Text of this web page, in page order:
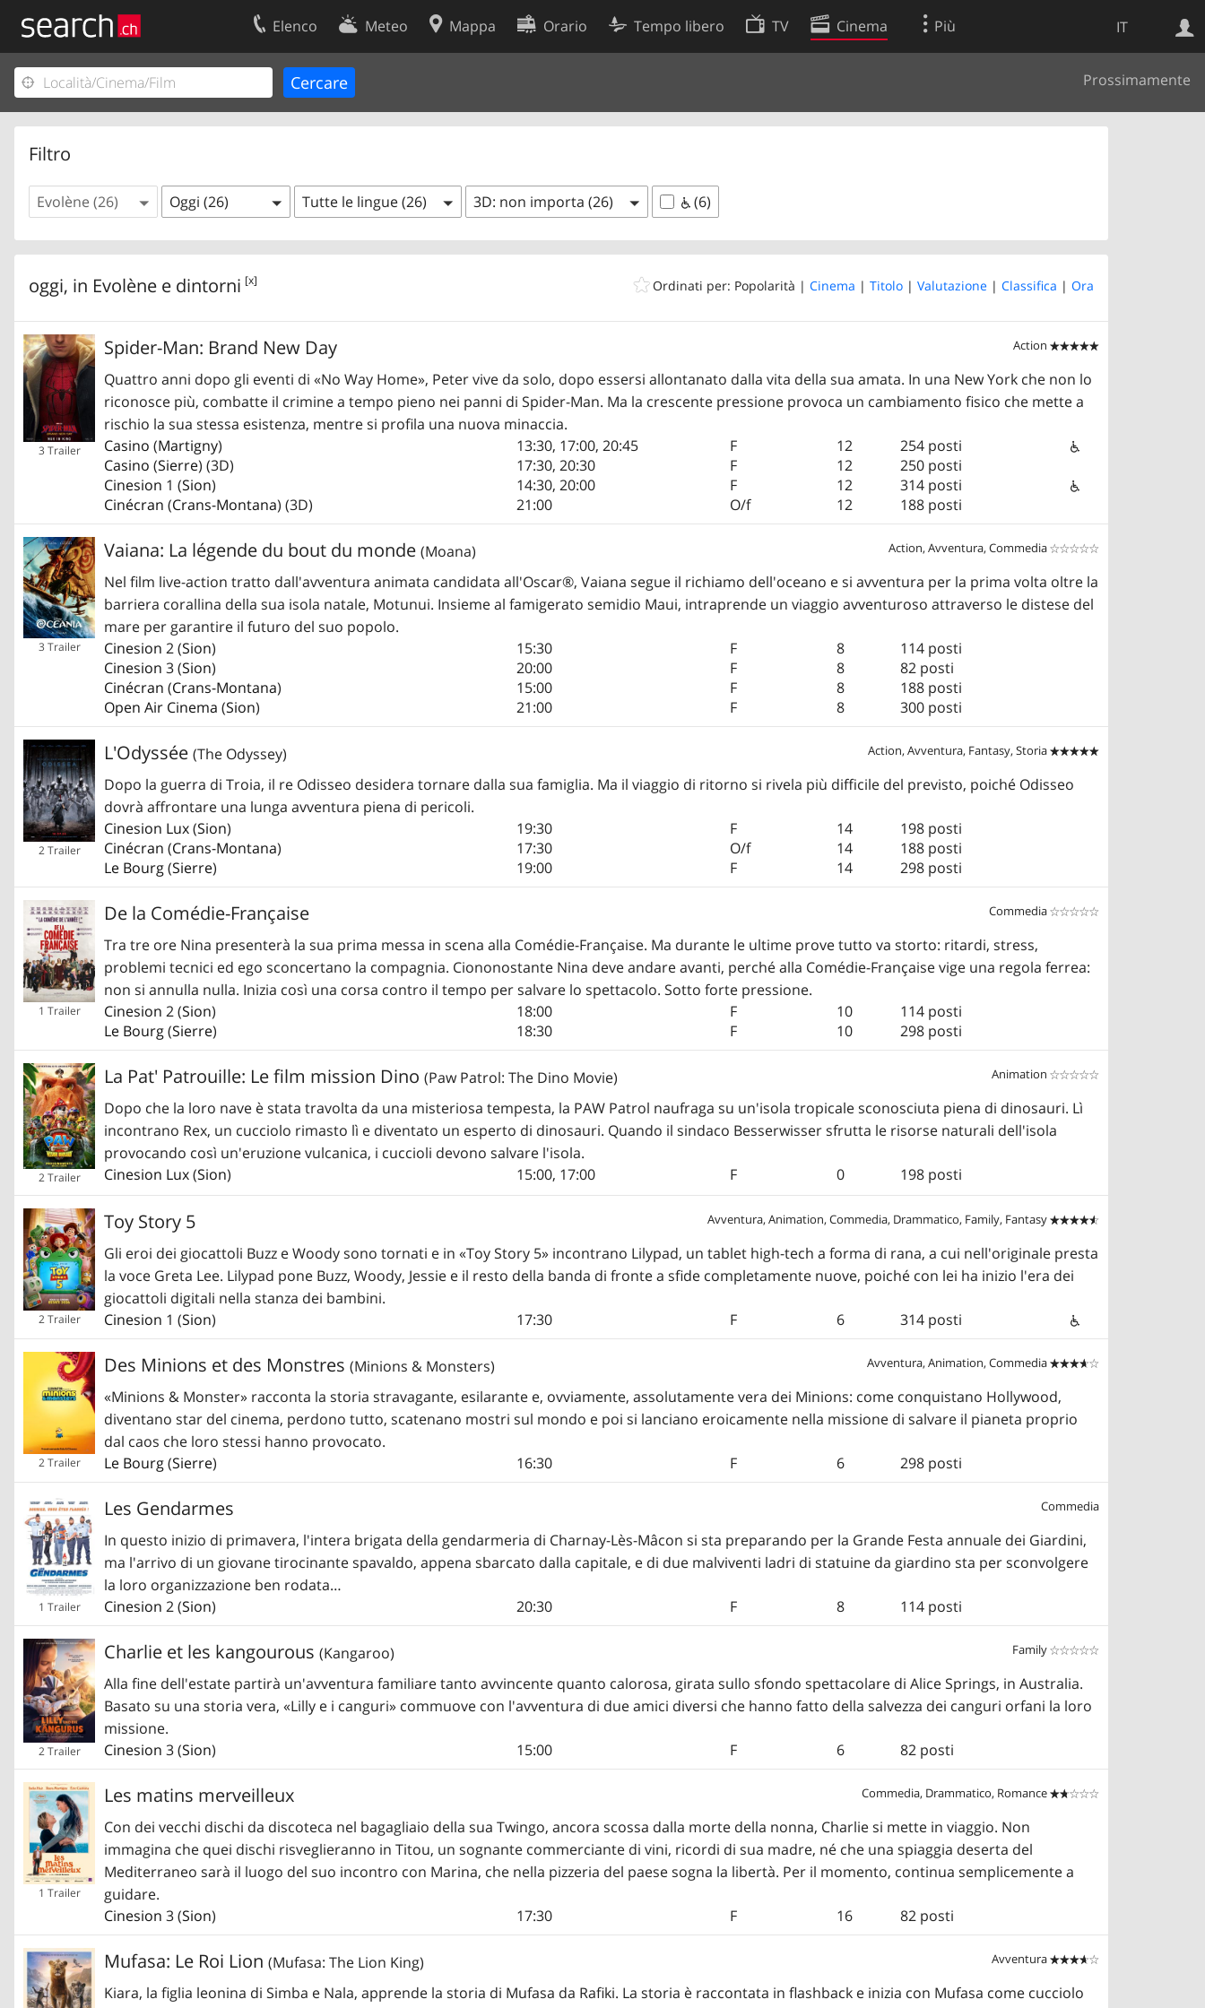
IT
Elenco Meteo Mappa Orario Tempo libero TV Cinema Più
Prossimamente
Filtro
Evolène (26) Oggi (26) Tutte le lingue (26) 3D: non importa (26) (6)
Ordinati per: Popolarità | Cinema | Titolo | Valutazione | Classifica | Ora
oggi, in Evolène e dintorni [x]
Action 

3 Trailer
Spider-Man: Brand New Day
Quattro anni dopo gli eventi di «No Way Home», Peter vive da solo, dopo essersi allontanato dalla vita della sua amata. In una New York che non lo
riconosce più, combatte il crimine a tempo pieno nei panni di Spider-Man. Ma la crescente pressione provoca un cambiamento fisico che mette a
rischio la sua stessa esistenza, mentre si profila una nuova minaccia.
Casino (Martigny) 13:30, 17:00, 20:45 F 12
254 posti
Casino (Sierre) (3D) 17:30, 20:30 F 12
250 posti
Cinesion 1 (Sion) 14:30, 20:00 F 12
314 posti
Cinécran (Crans-Montana) (3D) 21:00 O/f 12 188 posti
Action, Avventura, Commedia 

3 Trailer
Vaiana: La légende du bout du monde (Moana)
Nel film live-action tratto dall'avventura animata candidata all'Oscar®, Vaiana segue il richiamo dell'oceano e si avventura per la prima volta oltre la
barriera corallina della sua isola natale, Motunui. Insieme al famigerato semidio Maui, intraprende un viaggio avventuroso attraverso le distese del
mare per garantire il futuro del suo popolo.
Cinesion 2 (Sion) 15:30 F 8
114 posti
Cinesion 3 (Sion) 20:00 F 8
82 posti
Cinécran (Crans-Montana) 15:00 F 8
188 posti
Open Air Cinema (Sion) 21:00 F 8 300 posti
Action, Avventura, Fantasy, Storia 

2 Trailer
L'Odyssée (The Odyssey)
Dopo la guerra di Troia, il re Odisseo desidera tornare dalla sua famiglia. Ma il viaggio di ritorno si rivela più difficile del previsto, poiché Odisseo
dovrà affrontare una lunga avventura piena di pericoli.
Cinesion Lux(Sion) 19:30 F 14
198 posti
Cinécran (Crans-Montana) 17:30 O/f 14
188 posti
Le Bourg(Sierre) 19:00 F 14 298 posti
Commedia 

1 Trailer
De la Comédie-Française
Tra tre ore Nina presenterà la sua prima messa in scena alla Comédie-Française. Ma durante le ultime prove tutto va storto: ritardi, stress,
problemi tecnici ed ego sconcertano la compagnia. Ciononostante Nina deve andare avanti, perché alla Comédie-Française vige una regola ferrea:
non si annulla nulla. Inizia così una corsa contro il tempo per salvare lo spettacolo. Sotto forte pressione.
Cinesion 2 (Sion) 18:00 F 10
114 posti
Le Bourg(Sierre) 18:30 F 10 298 posti
Animation 

2 Trailer
La Pat' Patrouille: Le film mission Dino (Paw Patrol: The Dino Movie)
Dopo che la loro nave è stata travolta da una misteriosa tempesta, la PAW Patrol naufraga su un'isola tropicale sconosciuta piena di dinosauri. Lì
incontrano Rex, un cucciolo rimasto lì e diventato un esperto di dinosauri. Quando il sindaco Besserwisser sfrutta le risorse naturali dell'isola
provocando così un'eruzione vulcanica, i cuccioli devono salvare l'isola.
Cinesion Lux(Sion) 15:00, 17:00 F 0 198 posti
Avventura, Animation, Commedia, Drammatico, Family, Fantasy 

2 Trailer
Toy Story 5
Gli eroi dei giocattoli Buzz e Woody sono tornati e in «Toy Story 5» incontrano Lilypad, un tablet high-tech a forma di rana, a cui nell'originale presta
la voce Greta Lee. Lilypad pone Buzz, Woody, Jessie e il resto della banda di fronte a sfide completamente nuove, poiché con lei ha inizio l'era dei
giocattoli digitali nella stanza dei bambini.
Cinesion 1 (Sion) 17:30 F 6 314 posti
Avventura, Animation, Commedia 

2 Trailer
Des Minions et des Monstres (Minions & Monsters)
«Minions & Monster» racconta la storia stravagante, esilarante e, ovviamente, assolutamente vera dei Minions: come conquistano Hollywood,
diventano star del cinema, perdono tutto, scatenano mostri sul mondo e poi si lanciano eroicamente nella missione di salvare il pianeta proprio
dal caos che loro stessi hanno provocato.
Le Bourg(Sierre) 16:30 F 6 298 posti
Commedia
1 Trailer
Les Gendarmes
In questo inizio di primavera, l'intera brigata della gendarmeria di Charnay-Lès-Mâcon si sta preparando per la Grande Festa annuale dei Giardini,
ma l'arrivo di un giovane tirocinante spavaldo, appena sbarcato dalla capitale, e di due malviventi ladri di statuine da giardino sta per sconvolgere
la loro organizzazione ben rodata…
Cinesion 2 (Sion) 20:30 F 8 114 posti
Family 

2 Trailer
Charlie et les kangourous (Kangaroo)
Alla fine dell'estate partirà un'avventura familiare tanto avvincente quanto calorosa, girata sullo sfondo spettacolare di Alice Springs, in Australia.
Basato su una storia vera, «Lilly e i canguri» commuove con l'avventura di due amici diversi che hanno fatto della salvezza dei canguri orfani la loro
missione.
Cinesion 3 (Sion) 15:00 F 6 82 posti
Commedia, Drammatico, Romance 

1 Trailer
Les matins merveilleux
Con dei vecchi dischi da discoteca nel bagagliaio della sua Twingo, ancora scossa dalla morte della nonna, Charlie si mette in viaggio. Non
immagina che quei dischi risveglieranno in Titou, un sognante commerciante di vini, ricordi di sua madre, né che una spiaggia deserta del
Mediterraneo sarà il luogo del suo incontro con Marina, che nella pizzeria del paese sogna la libertà. Per il momento, continua semplicemente a
guidare.
Cinesion 3 (Sion) 17:30 F 16 82 posti
Avventura 

Mufasa: Le Roi Lion (Mufasa: The Lion King)
Kiara, la figlia leonina di Simba e Nala, apprende la storia di Mufasa da Rafiki. La storia è raccontata in flashback e inizia con Mufasa come cucciolo
Il vostro profolio
Area clienti
Contatti
Condizioni d’uso
Preferenze cookie